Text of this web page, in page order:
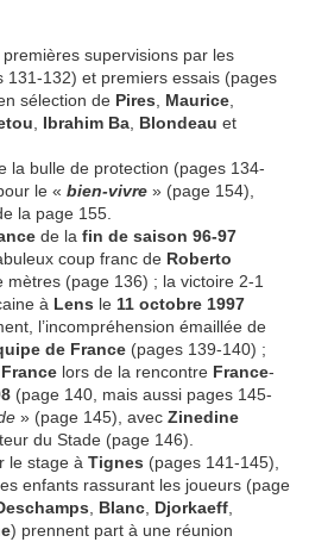
premières supervisions par les
132) et premiers essais (pages
sélection de Pires, Maurice,
, Ibrahim Ba, Blondeau et
la bulle de protection (pages 134-
le « bien-vivre » (page 154),
la page 155.
de la fin de saison 96-97
coup franc de Roberto
mètres (page 136) ; la victoire 2-1
à Lens le 11 octobre 1997
l’incompréhension émaillée de
de France (pages 139-140) ;
lors de la rencontre France-
(page 140, mais aussi pages 145-
» (page 145), avec Zinedine
du Stade (page 146).
le stage à Tignes (pages 141-145),
enfants rassurant les joueurs (page
, Blanc, Djorkaeff,
) prennent part à une réunion